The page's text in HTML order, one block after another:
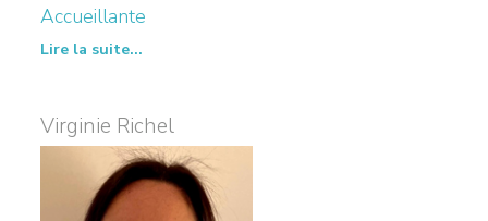
Accueillante
Lire la suite...
Virginie Richel